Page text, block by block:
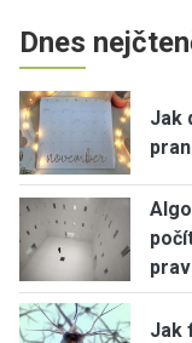
Dnes
Jak
Jak